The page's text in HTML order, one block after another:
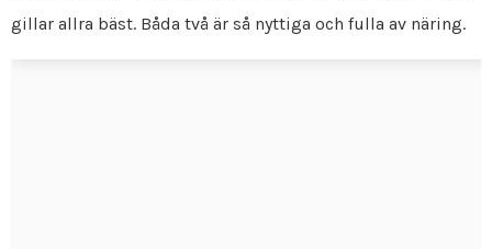
gillar allra bäst. Båda två är så nyttiga och fulla av näring.